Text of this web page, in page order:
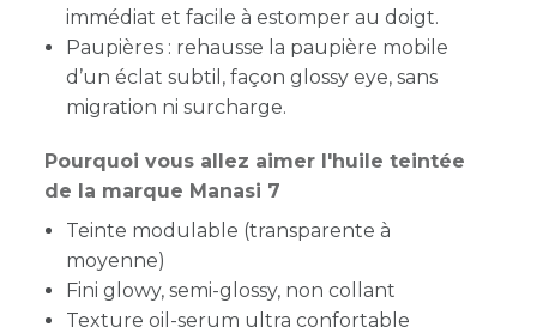
immédiat et facile à estomper au doigt.
Paupières : rehausse la paupière mobile
d’un éclat subtil, façon glossy eye, sans
migration ni surcharge.
Pourquoi vous allez aimer l'huile teintée
de la marque Manasi 7
Teinte modulable (transparente à
moyenne)
Fini glowy, semi-glossy, non collant
Texture oil-serum ultra confortable